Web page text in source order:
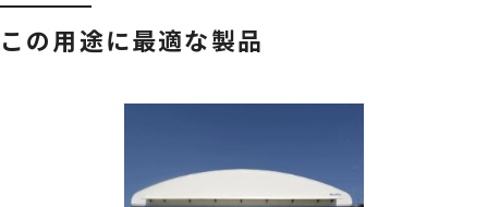
この用途に最適な製品